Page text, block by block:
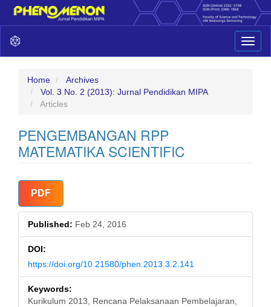
Main
Sidebar
Home
Archives
Vol. 3 No. 2 (2013): Jurnal Pendidikan MIPA
Articles
PENGEMBANGAN RPP
MATEMATIKA SCIENTIFIC
Article
Sidebar
PDF
Published: Feb 24, 2016
DOI:
https://doi.org/10.21580/phen.2013.3.2.141
Keywords:
Kurikulum 2013, Rencana Pelaksanaan Pembelajaran,